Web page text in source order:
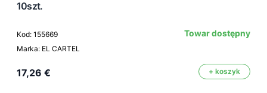
10szt.
Kod: 155669
Marka: EL CARTEL
Towar dostępny
17,26 € + koszyk